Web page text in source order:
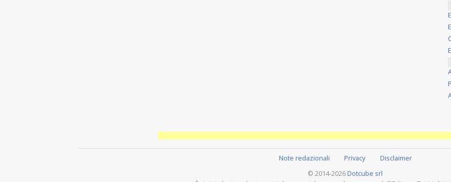
Note redazionali Privacy
Disclaimer
© 2014-2026 Dotcube srl